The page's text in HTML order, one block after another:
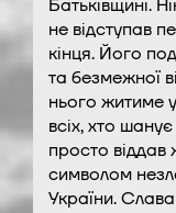
Батьківщині.
не відступав
кінця. Його
та безмежної
нього житиме
всіх, хто
просто віддав
символом
України.